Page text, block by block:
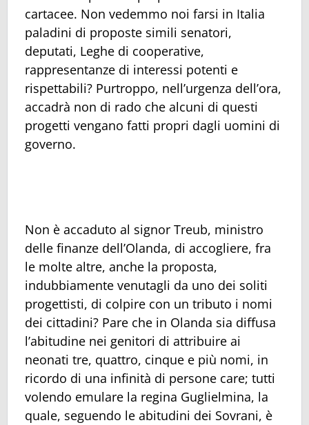
cartacee. Non vedemmo noi farsi in Italia
paladini di proposte simili senatori,
deputati, Leghe di cooperative,
rappresentanze di interessi potenti e
rispettabili? Purtroppo, nell’urgenza dell’ora,
accadrà non di rado che alcuni di questi
progetti vengano fatti propri dagli uomini di
governo.
Non è accaduto al signor Treub, ministro
delle finanze dell’Olanda, di accogliere, fra
le molte altre, anche la proposta,
indubbiamente venutagli da uno dei soliti
progettisti, di colpire con un tributo i nomi
dei cittadini? Pare che in Olanda sia diffusa
l’abitudine nei genitori di attribuire ai
neonati tre, quattro, cinque e più nomi, in
ricordo di una infinità di persone care; tutti
volendo emulare la regina Guglielmina, la
quale, seguendo le abitudini dei Sovrani, è